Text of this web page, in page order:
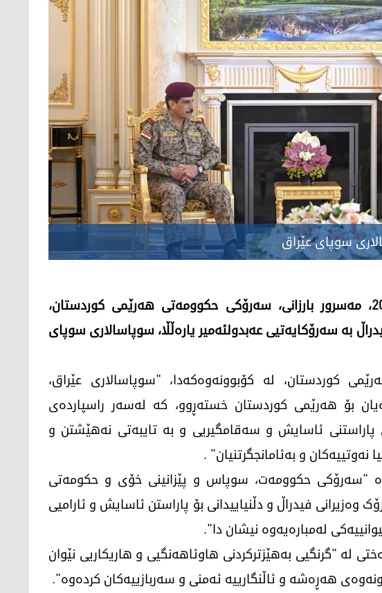
سوپای عێراق
ئەمڕۆ یەکشەممە، 14ـی حوزەیرانی 2026، مەسرور بارزانی، سەرۆکی حکوومەتی هەرێمی کوردستان،
بە سەرۆکایەتیی عەبدولئەمیر یارەڵڵا، سوپاسالاری سوپای
کوردستان، لە کۆبوونەوەکەدا، "سوپاسالاری عێراق،
بۆ هەرێمی کوردستان خستەڕوو، کە لەسەر راسپاردەی
پاراستنی ئاسایش و سەقامگیریی و بە تایبەتی نەهێشتن و
و بەئامانجگرتنیان" .
"سەرۆکی حکوومەت، سوپاس و پێزانینی خۆی و حکومەتی
فیدراڵ و دڵنیاییدانی بۆ پاراستن ئاسایش و ئارامیی
لەمبارەیەوە نیشان دا".
لە "گرنگیی بەهێزترکردنی هاوئاهەنگیی و هاریکاریی نێوان
هەڕەشە و ئاڵنگارییە ئەمنی و سەربازییەکان کردەوە".